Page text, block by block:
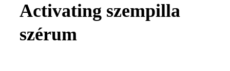
Activating szempilla
szérum